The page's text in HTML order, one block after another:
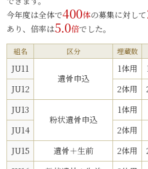
今年度は全体で400体の募集に対して
あり、倍率は5.0倍でした。
組名 区分 埋蔵数
JU11
遺骨申込
1体用
JU12
2体用
JU13
粉状遺骨申込
1体用
JU14
2体用
JU15
遺骨＋生前 2体用